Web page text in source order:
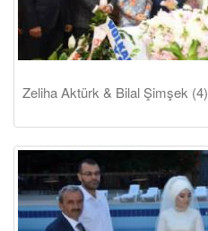
Zeliha Aktürk & Bilal Şimşek (4)